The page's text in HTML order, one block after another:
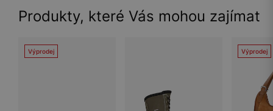
Produkty, které Vás mohou zajímat
Výprodej Výprodej